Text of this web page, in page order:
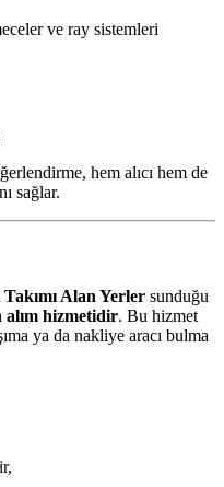
ve ray sistemleri
hem alıcı hem de
sağlar.
Alan Yerler sunduğu
alım hizmetidir. Bu hizmet
ya da nakliye aracı bulma